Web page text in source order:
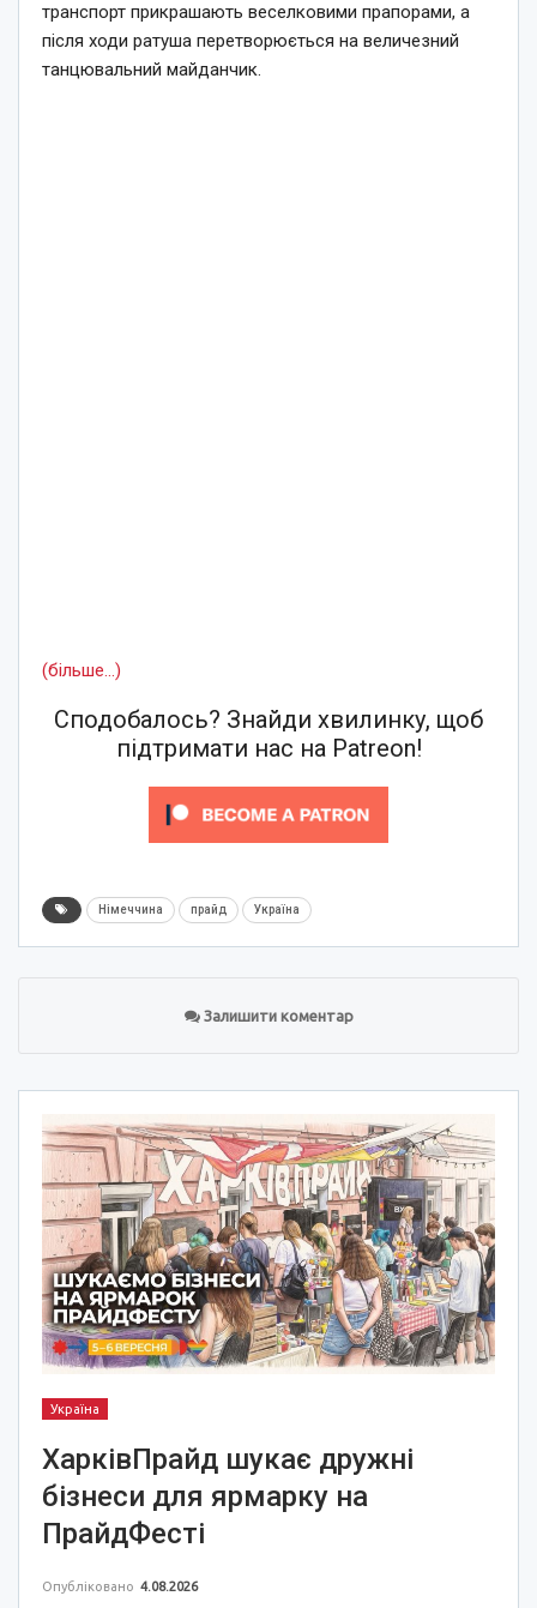
транспорт прикрашають веселковими прапорами, а
після ходи ратуша перетворюється на величезний
танцювальний майданчик.
(більше…)
Сподобалось? Знайди хвилинку, щоб
підтримати нас на Patreon!
Німеччина прайд Україна
Залишити коментар
Україна
ХарківПрайд шукає дружні
бізнеси для ярмарку на
ПрайдФесті
Опубліковано 4.08.2026